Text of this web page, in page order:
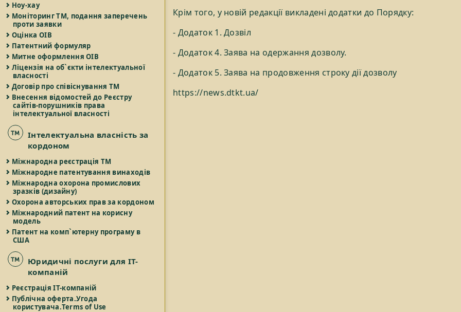
Ноу-хау
Моніторинг ТМ, подання заперечень
проти заявки
Оцінка ОІВ
Патентний формуляр
Митне оформлення ОІВ
Ліцензія на об`єкти інтелектуальної
власності
Договір про співіснування ТМ
Внесення відомостей до Реєстру
сайтів-порушників права
інтелектуальної власності
Інтелектуальна власність за
кордоном
Міжнародна реєстрація ТМ
Міжнародне патентування винаходів
Міжнародна охорона промислових
зразків (дизайну)
Охорона авторських прав за кордоном
Міжнародний патент на корисну
модель
Патент на комп`ютерну програму в
США
Юридичні послуги для IT-
компаній
Реєстрація IT-компаній
Публічна оферта.Угода
користувача.Terms of Use
Крім того, у новій редакції викладені додатки до Порядку:
- Додаток 1. Дозвіл
- Додаток 4. Заява на одержання дозволу.
- Додаток 5. Заява на продовження строку дії дозволу
https://news.dtkt.ua/